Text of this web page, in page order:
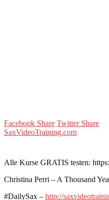
Facebook Share Twitter Share
SaxVideoTraining.com
Alle Kurse GRATIS testen:
Christina Perri – A Thousand
#DailySax – http://